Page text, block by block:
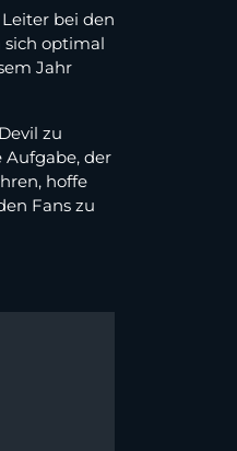
bei den
sich optimal
Jahr
zu
Aufgabe, der
hoffe
Fans zu